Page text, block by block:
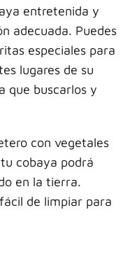
entretenida y
adecuada. Puedes
especiales para
lugares de su
que buscarlos y
con vegetales
cobaya podrá
en la tierra.
de limpiar para